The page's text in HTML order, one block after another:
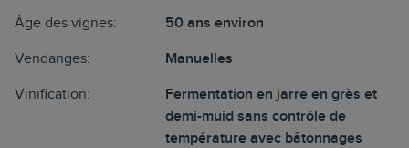
Âge des vignes: 50 ans environ
Vendanges: Manuelles
Vinification:
Fermentation en jarre en grès et
demi-muid sans contrôle de
température avec bâtonnages